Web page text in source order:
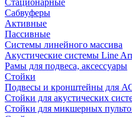
Стационарные
Сабвуферы
Активные
Пассивные
Системы линейного массива
Акустические системы Line
Рамы для подвеса, аксессуары
Стойки
Подвесы и кронштейны для
Стойки для акустических
Стойки для микшерных